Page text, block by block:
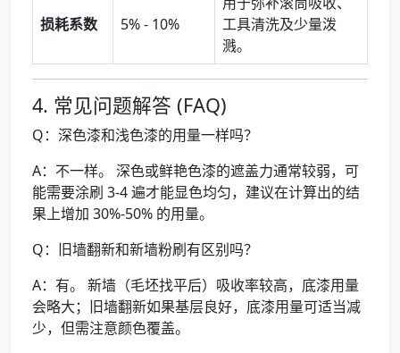
损耗系数 5% - 10%
工具清洗及少量泼
溅。
4. 常见问题解答 (FAQ)
Q：深色漆和浅色漆的用量一样吗？
A：不一样。 深色或鲜艳色漆的遮盖力通常较弱，可
能需要涂刷 3-4 遍才能显色均匀，建议在计算出的结
果上增加 30%-50% 的用量。
Q：旧墙翻新和新墙粉刷有区别吗？
A：有。 新墙（毛坯找平后）吸收率较高，底漆用量
会略大；旧墙翻新如果基层良好，底漆用量可适当减
少，但需注意颜色覆盖。